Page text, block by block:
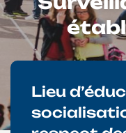
Lieu